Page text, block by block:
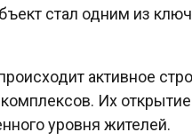
стал одним из
активное
Их
уровня жителей.